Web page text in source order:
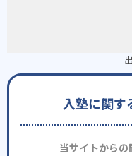
入塾に関す
当サイトから